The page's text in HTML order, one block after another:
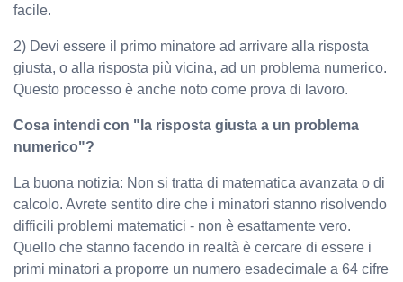
facile.
2) Devi essere il primo minatore ad arrivare alla risposta
giusta, o alla risposta più vicina, ad un problema numerico.
Questo processo è anche noto come prova di lavoro.
Cosa intendi con "la risposta giusta a un problema
numerico"?
La buona notizia: Non si tratta di matematica avanzata o di
calcolo. Avrete sentito dire che i minatori stanno risolvendo
difficili problemi matematici - non è esattamente vero.
Quello che stanno facendo in realtà è cercare di essere i
primi minatori a proporre un numero esadecimale a 64 cifre